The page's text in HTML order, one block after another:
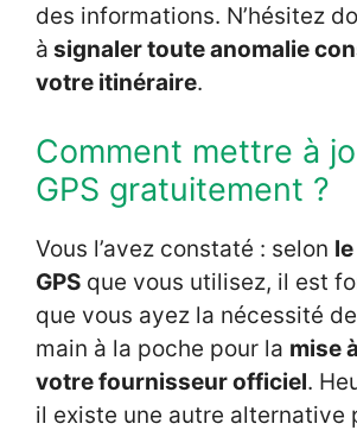
des informations. N’hésitez
à signaler toute anomalie
votre itinéraire.
Comment mettre à
GPS gratuitement ?
Vous l’avez constaté : selon
GPS que vous utilisez, il est
que vous ayez la nécessité
main à la poche pour la mise
votre fournisseur officiel.
il existe une autre alternative